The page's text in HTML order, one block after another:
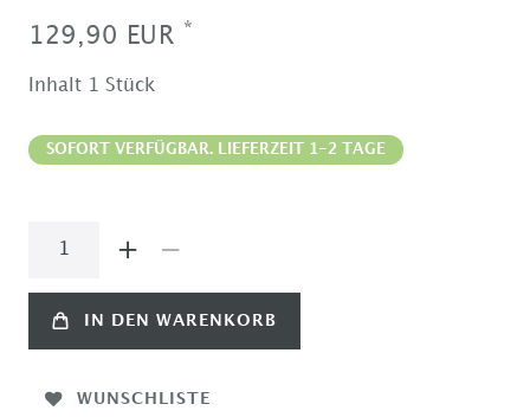
129,90 EUR *
Inhalt Stück
SOFORT VERFÜGBAR. LIEFERZEIT 1-2 TAGE
IN DEN WARENKORB
WUNSCHLISTE